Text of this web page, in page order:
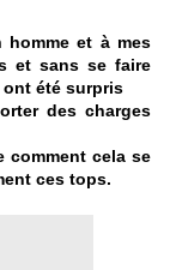
et à mes
et sans se faire
été surpris
des charges
comment cela se
ces tops.